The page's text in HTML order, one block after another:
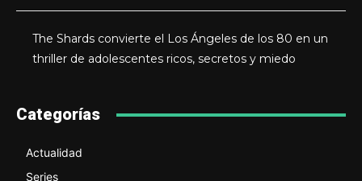
The Shards convierte el Los Ángeles de los 80 en un
thriller de adolescentes ricos, secretos y miedo
Categorías
Actualidad
Series